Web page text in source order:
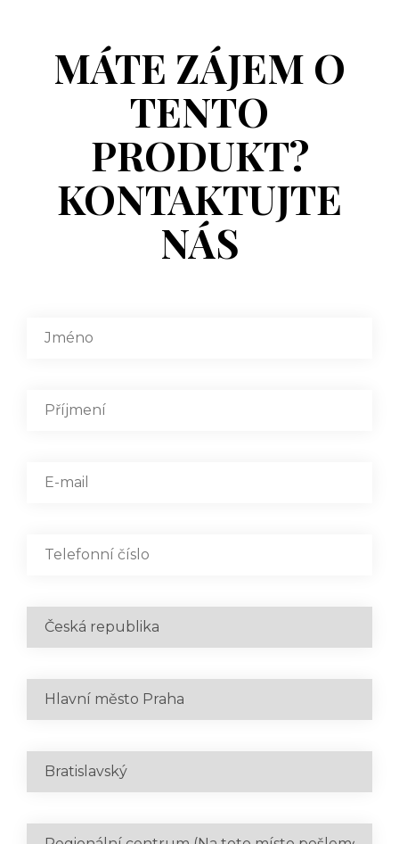
MÁTE ZÁJEM O
TENTO
PRODUKT?
KONTAKTUJTE
NÁS